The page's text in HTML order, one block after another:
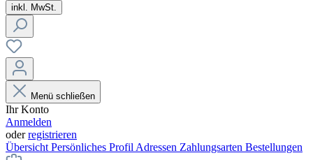
inkl. MwSt.
Menü schließen
Ihr Konto
Anmelden
oderregistrieren
Übersicht Persönliches Profil Adressen Zahlungsarten Bestellungen